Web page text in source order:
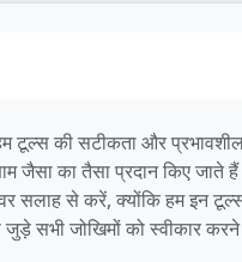
टूल्स की सटीकता और
जैसा का तैसा प्रदान किए जाते
सलाह से करें, क्योंकि हम इन
जुड़े सभी जोखिमों को स्वीकार